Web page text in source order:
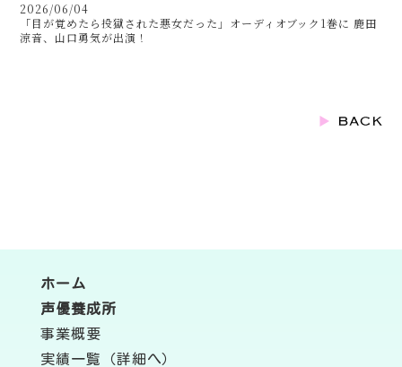
2026/06/04
「目が覚めたら投獄された悪女だった」オーディオブック1巻に 鹿田
涼音、山口勇気が出演！
ホーム
声優養成所
事業概要
実績一覧（詳細へ）